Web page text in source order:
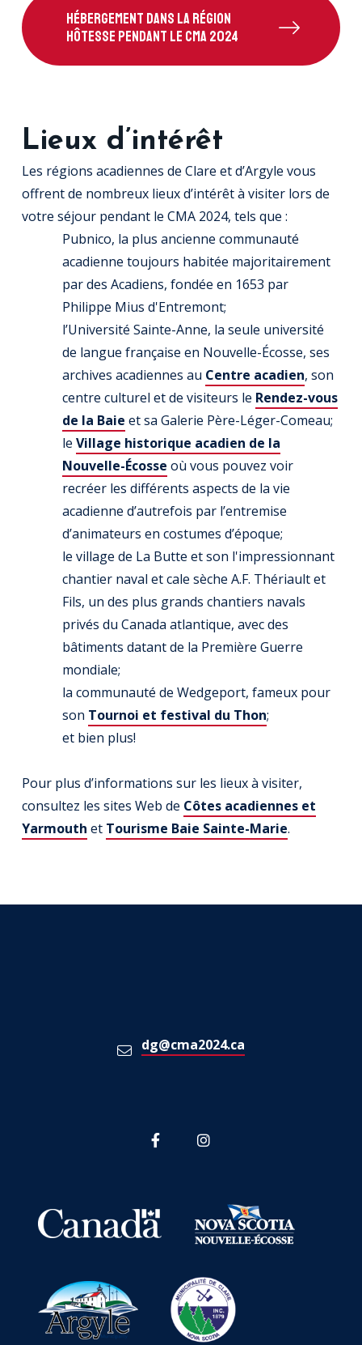
HÉBERGEMENT DANS LA RÉGION
HÔTESSE PENDANT LE CMA 2024
Lieux d’intérêt
Les régions acadiennes de Clare et d’Argyle vous
offrent de nombreux lieux d’intérêt à visiter lors de
votre séjour pendant le CMA 2024, tels que :
Pubnico, la plus ancienne communauté
acadienne toujours habitée majoritairement
par des Acadiens, fondée en 1653 par
Philippe Mius d'Entremont;
l’Université Sainte-Anne, la seule université
de langue française en Nouvelle-Écosse, ses
archives acadiennes au Centre acadien, son
centre culturel et de visiteurs le Rendez-vous
de la Baie et sa Galerie Père-Léger-Comeau;
le Village historique acadien de la
Nouvelle-Écosse où vous pouvez voir
recréer les différents aspects de la vie
acadienne d’autrefois par l’entremise
d’animateurs en costumes d’époque;
le village de La Butte et son l'impressionnant
chantier naval et cale sèche A.F. Thériault et
Fils, un des plus grands chantiers navals
privés du Canada atlantique, avec des
bâtiments datant de la Première Guerre
mondiale;
la communauté de Wedgeport, fameux pour
son Tournoi et festival du Thon;
et bien plus!
Pour plus d’informations sur les lieux à visiter,
consultez les sites Web de Côtes acadiennes et
Yarmouth et Tourisme Baie Sainte-Marie.
dg@cma2024.ca